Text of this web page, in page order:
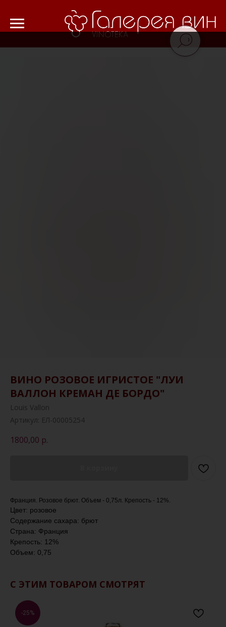
ВИНО РОЗОВОЕ ИГРИСТОЕ "ЛУИ
ВАЛЛОН КРЕМАН ДЕ БОРДО"
Louis Vallon
Артикул: ЕЛ-00005254
1800,00 р.
Франция. Розовое брют. Объем - 0,75л. Крепость - 12%.
Цвет: розовое
Содержание сахара: брют
Страна: Франция
Крепость: 12%
Объем: 0,75
С ЭТИМ ТОВАРОМ СМОТРЯТ
-25%